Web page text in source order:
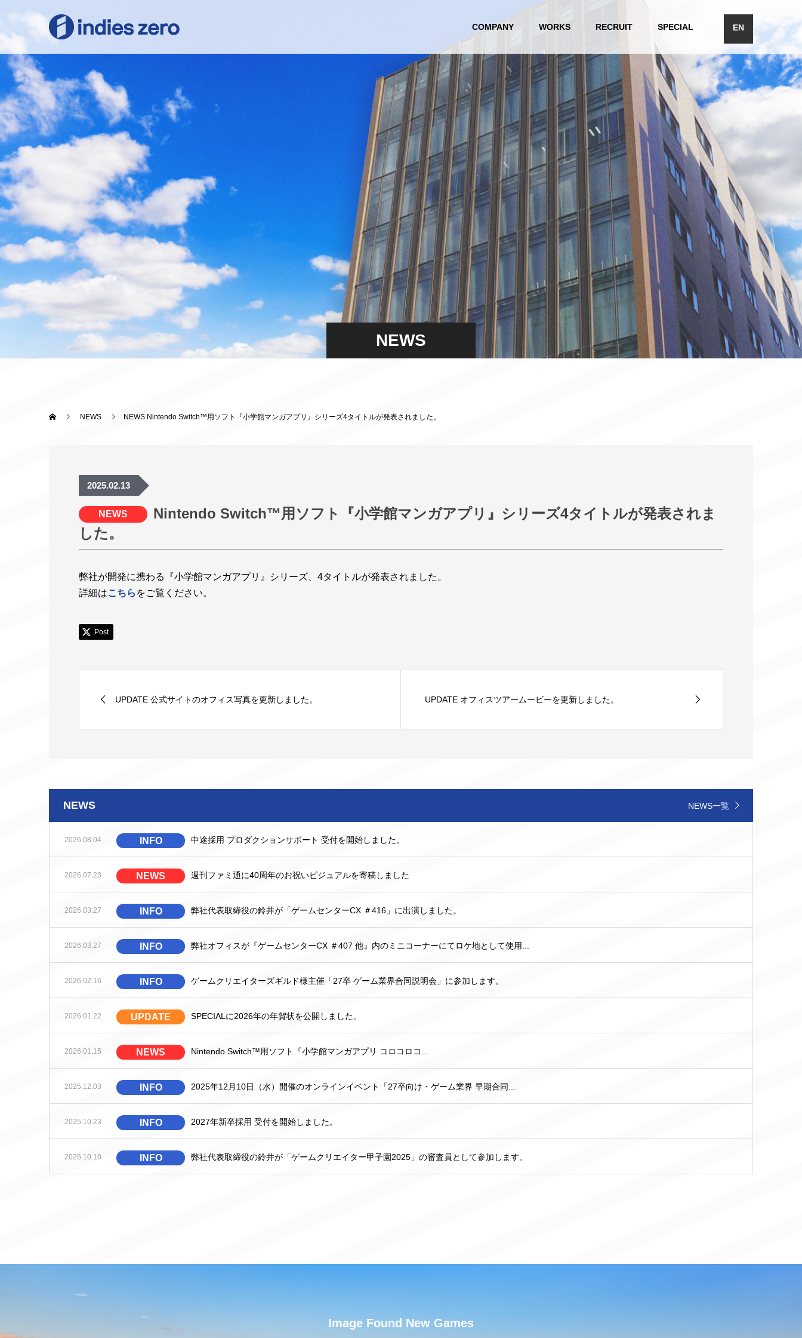
COMPANY WORKS RECRUIT SPECIAL EN
NEWS
NEWS NEWS Nintendo Switch™用ソフト『小学館マンガアプリ』シリーズ4タイトルが発表されました。
2025.02.13
NEWS
Nintendo Switch™用ソフト『小学館マンガアプリ』シリーズ4タイトルが発表されま
した。
弊社が開発に携わる『小学館マンガアプリ』シリーズ、4タイトルが発表されました。
詳細はこちら をご覧ください。
Post
UPDATE 公式サイトのオフィス写真を更新しました。 UPDATE オフィスツアームービーを更新しました。
NEWS NEWS一覧
2026.08.04 INFO 中途採用 プロダクションサポート 受付を開始しました。
2026.07.23 NEWS 週刊ファミ通に40周年のお祝いビジュアルを寄稿しました
2026.03.27 INFO 弊社代表取締役の鈴井が「ゲームセンターCX ＃416」に出演しました。
2026.03.27 INFO 弊社オフィスが『ゲームセンターCX ＃407 他』内のミニコーナーにてロケ地として使用...
2026.02.16 INFO ゲームクリエイターズギルド様主催「27卒 ゲーム業界合同説明会」に参加します。
2026.01.22 UPDATE SPECIALに2026年の年賀状を公開しました。
2026.01.15 NEWS Nintendo Switch™用ソフト『小学館マンガアプリ コロコロコ...
2025.12.03 INFO 2025年12月10日（水）開催のオンラインイベント「27卒向け・ゲーム業界 早期合同...
2025.10.23 INFO 2027年新卒採用 受付を開始しました。
2025.10.10 INFO 弊社代表取締役の鈴井が「ゲームクリエイター甲子園2025」の審査員として参加します。
Image Found New Games